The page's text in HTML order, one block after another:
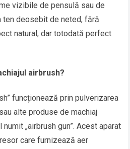
vizibile de pensulă sau de
ten deosebit de neted, fără
natural, dar totodată perfect
airbrush?
funcționează prin pulverizarea
alte produse de machiaj
„airbrush gun”. Acest aparat
care furnizează aer